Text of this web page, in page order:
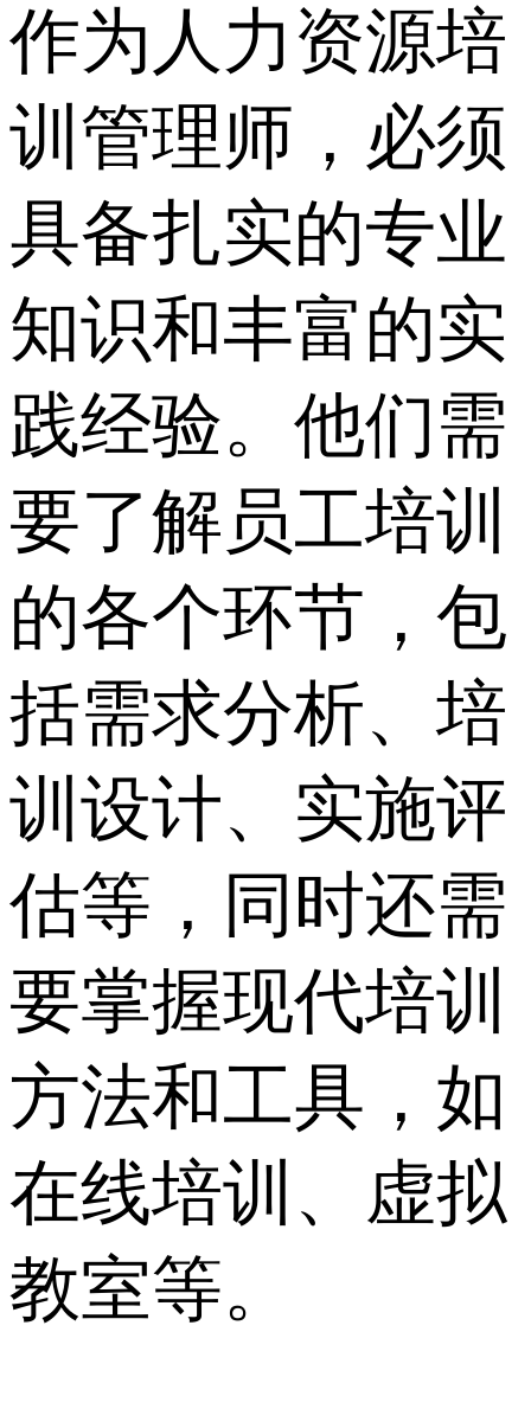
作为人力资源培
训管理师，必须
具备扎实的专业
知识和丰富的实
践经验。他们需
要了解员工培训
的各个环节，包
括需求分析、培
训设计、实施评
估等，同时还需
要掌握现代培训
方法和工具，如
在线培训、虚拟
教室等。